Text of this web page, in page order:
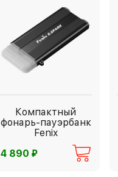
Компактный
фонарь-пауэрбанк
Fenix
4 890 ⃏